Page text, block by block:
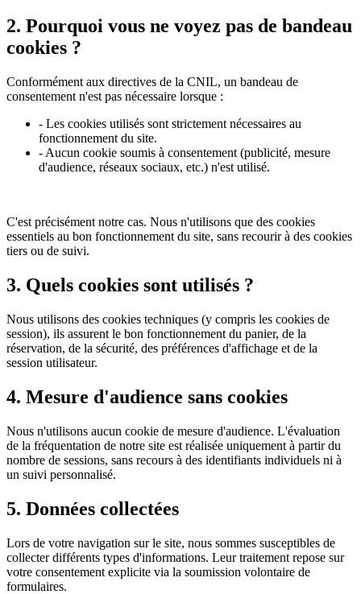
2. Pourquoi vous ne voyez pas de bandeau
cookies ?
Conformément aux directives de la CNIL, un bandeau de
consentement n'est pas nécessaire lorsque :
- Les cookies utilisés sont strictement nécessaires au
fonctionnement du site.
- Aucun cookie soumis à consentement (publicité, mesure
d'audience, réseaux sociaux, etc.) n'est utilisé.
C'est précisément notre cas. Nous n'utilisons que des cookies
essentiels au bon fonctionnement du site, sans recourir à des cookies
tiers ou de suivi.
3. Quels cookies sont utilisés ?
Nous utilisons des cookies techniques (y compris les cookies de
session), ils assurent le bon fonctionnement du panier, de la
réservation, de la sécurité, des préférences d'affichage et de la
session utilisateur.
4. Mesure d'audience sans cookies
Nous n'utilisons aucun cookie de mesure d'audience. L'évaluation
de la fréquentation de notre site est réalisée uniquement à partir du
nombre de sessions, sans recours à des identifiants individuels ni à
un suivi personnalisé.
5. Données collectées
Lors de votre navigation sur le site, nous sommes susceptibles de
collecter différents types d'informations. Leur traitement repose sur
votre consentement explicite via la soumission volontaire de
formulaires.